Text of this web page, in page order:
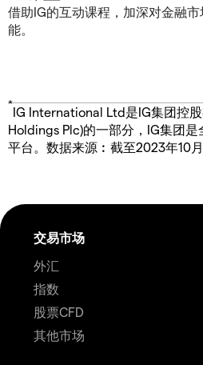
借助IG的互动课程，加深对金融
能。
*
IG International Ltd是IG集团控
Holdings Plc)的一部分，IG集团
平台。数据来源︰截至2023年10
交易市场
外汇
指数
股票CFD
其他市场